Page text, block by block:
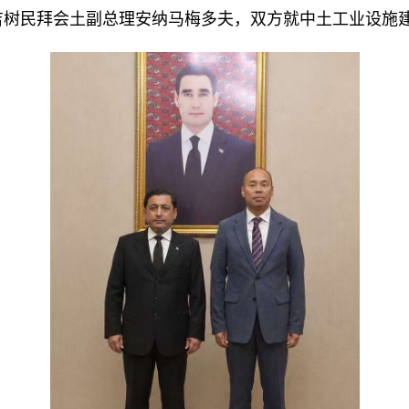
树民拜会土副总理安纳马梅多夫，双方就中土工业设施